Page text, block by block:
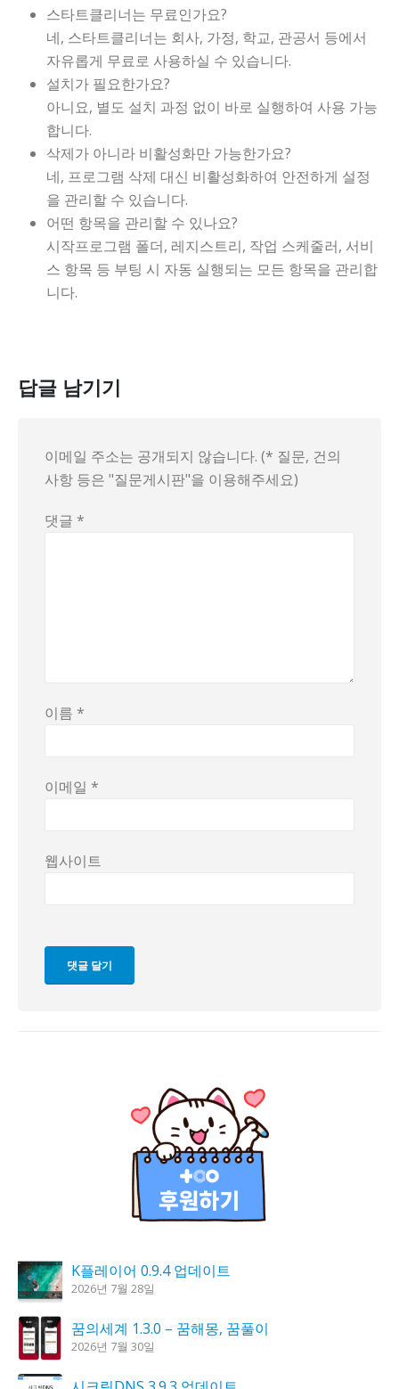
스타트클리너는 무료인가요?
네, 스타트클리너는 회사, 가정, 학교, 관공서 등에서
자유롭게 무료로 사용하실 수 있습니다.
설치가 필요한가요?
아니요, 별도 설치 과정 없이 바로 실행하여 사용 가능
합니다.
삭제가 아니라 비활성화만 가능한가요?
네, 프로그램 삭제 대신 비활성화하여 안전하게 설정
을 관리할 수 있습니다.
어떤 항목을 관리할 수 있나요?
시작프로그램 폴더, 레지스트리, 작업 스케줄러, 서비
스 항목 등 부팅 시 자동 실행되는 모든 항목을 관리합
니다.
답글 남기기
이메일 주소는 공개되지 않습니다. (* 질문, 건의
사항 등은 "질문게시판"을 이용해주세요)
댓글 *
이름 *
이메일 *
웹사이트
K플레이어 0.9.4 업데이트
2026년 7월 28일
꿈의세계 1.3.0 – 꿈해몽, 꿈풀이
2026년 7월 30일